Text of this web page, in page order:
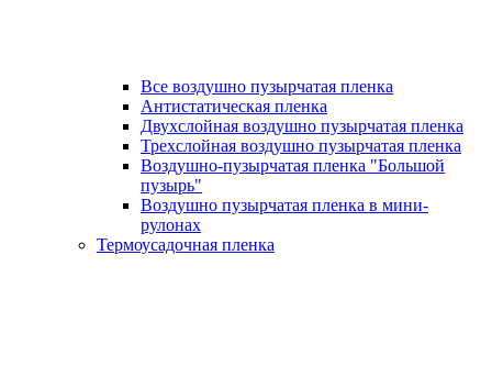
Все воздушно пузырчатая пленка
Антистатическая пленка
Двухслойная воздушно пузырчатая пленка
Трехслойная воздушно пузырчатая пленка
Воздушно-пузырчатая пленка "Большой
пузырь"
Воздушно пузырчатая пленка в мини-
рулонах
Термоусадочная пленка